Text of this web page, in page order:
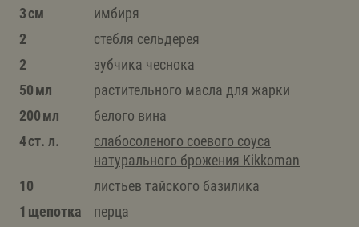
3 см
имбиря
2
стебля сельдерея
2
зубчика чеснока
50 мл
растительного масла для жарки
200 мл
белого вина
4 ст. л.
слабосоленого соевого соуса
натурального брожения Kikkoman
10
листьев тайского базилика
1 щепотка
перца